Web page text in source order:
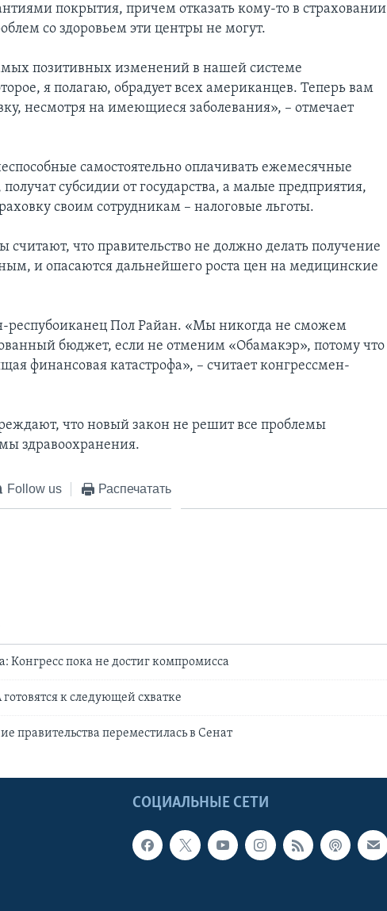
покрытия, причем отказать кому-то в страховании
со здоровьем эти центры не могут.
позитивных изменений в нашей системе
я полагаю, обрадует всех американцев. Теперь вам
несмотря на имеющиеся заболевания», – отмечает
самостоятельно оплачивать ежемесячные
субсидии от государства, а малые предприятия,
своим сотрудникам – налоговые льготы.
что правительство не должно делать получение
и опасаются дальнейшего роста цен на медицинские
респубоиканец Пол Райан. «Мы никогда не сможем
бюджет, если не отменим «Обамакэр», потому что
финансовая катастрофа», – считает конгрессмен-
что новый закон не решит все проблемы
здравоохранения.
Follow us Распечатать
Конгресс пока не достиг компромисса
к следующей схватке
правительства переместилась в Сенат
СОЦИАЛЬНЫЕ СЕТИ